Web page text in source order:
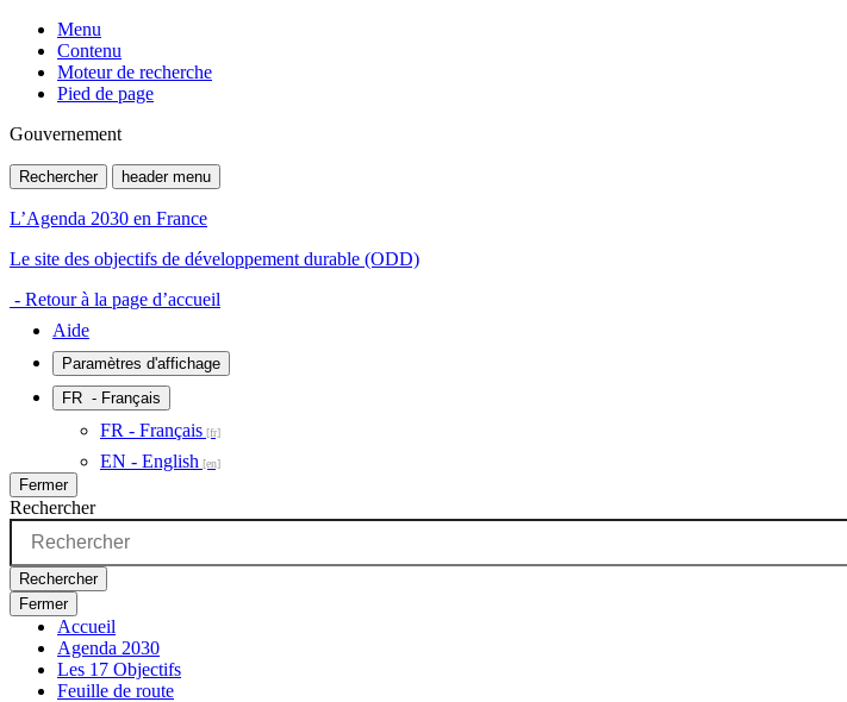
Menu
Contenu
Moteur de recherche
Pied de page
Gouvernement
Rechercher header menu
L’Agenda 2030 en France
Le site des objectifs de développement durable (ODD)
- Retour à la page d’accueil
Aide
Paramètres d'affichage
FR - Français
FR - Français
EN - English
Fermer
Rechercher
Rechercher
Fermer
Accueil
Agenda 2030
Les 17 Objectifs
Feuille de route